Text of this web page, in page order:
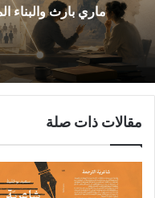
ماري بارث والبناء
مقالات ذات صلة